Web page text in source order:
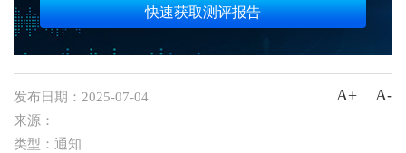
快速获取测评报告
发布日期： 2025-07-04
来源：
类型： 通知
A+ A-